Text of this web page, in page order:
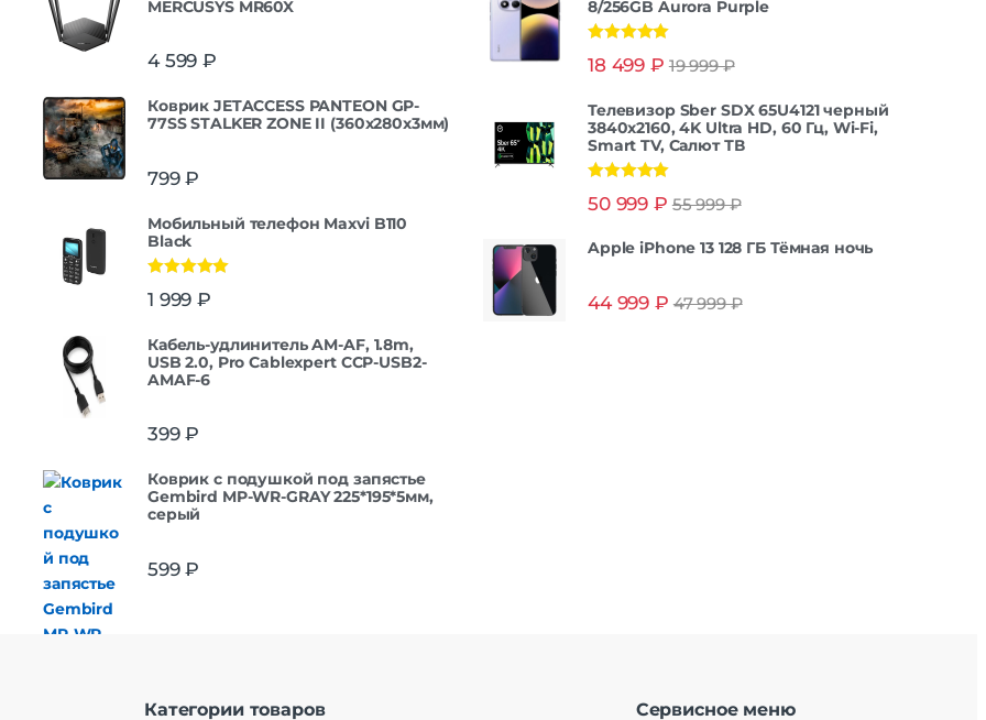
MERCUSYS MR60X
4 599 ₽
Коврик JETACCESS PANTEON GP-
77SS STALKER ZONE II (360x280x3мм)
799₽
Мобильный телефон Maxvi B110
Black
из 5
1 999 ₽
Кабель-удлинитель AM-AF, 1.8m,
USB 2.0, Pro Cablexpert CCP-USB2-
AMAF-6
399₽
Коврик с подушкой под запястье
Gembird MP-WR-GRAY 225*195*5мм,
серый
599₽
8/256GB Aurora Purple
из 5
18 499 ₽ 19 999₽
Телевизор Sber SDX 65U4121 черный
3840x2160, 4K Ultra HD, 60 Гц, Wi-Fi,
Smart TV, Салют ТВ
из 5
50 999 ₽ 55 999₽
Apple iPhone 13 128 ГБ Тёмная ночь
44 999 ₽ 47 999₽
Категории товаров Сервисное меню